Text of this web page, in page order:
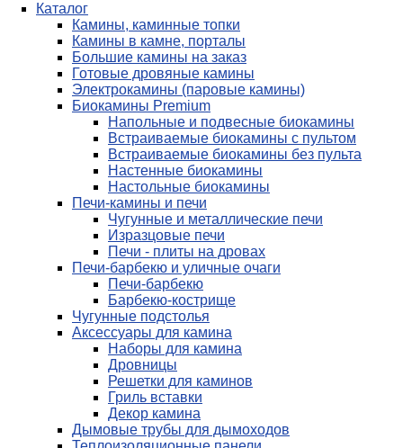
Каталог
Камины, каминные топки
Камины в камне, порталы
Большие камины на заказ
Готовые дровяные камины
Электрокамины (паровые камины)
Биокамины Premium
Напольные и подвесные биокамины
Встраиваемые биокамины с пультом
Встраиваемые биокамины без пульта
Настенные биокамины
Настольные биокамины
Печи-камины и печи
Чугунные и металлические печи
Изразцовые печи
Печи - плиты на дровах
Печи-барбекю и уличные очаги
Печи-барбекю
Барбекю-кострище
Чугунные подстолья
Аксессуары для камина
Наборы для камина
Дровницы
Решетки для каминов
Гриль вставки
Декор камина
Дымовые трубы для дымоходов